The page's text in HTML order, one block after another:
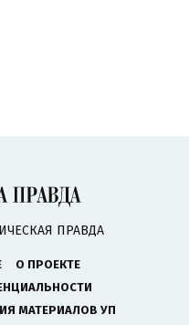
ПРАВДА
О ПРОЕКТЕ
МАТЕРИАЛОВ УП